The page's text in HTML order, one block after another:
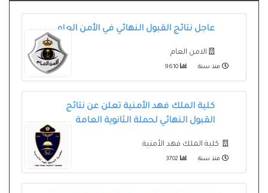
عاجل نتائج القبول النهائي في الأمن العام
الامن العام
منذ سنة
كلية الملك فهد الأمنية تعلن عن نتائج
القبول النهائي لحملة الثانوية العامة
كلية الملك فهد الأمنية
منذ سنة